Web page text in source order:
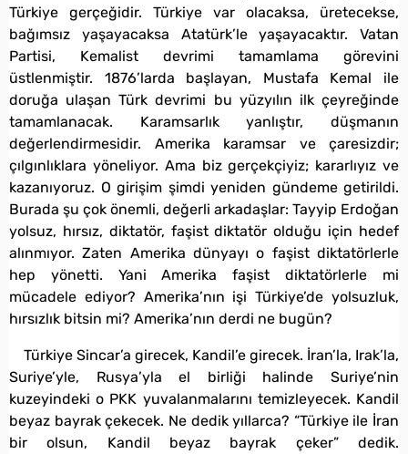
Türkiye gerçeğidir. Türkiye var olacaksa, üretecekse,
bağımsız yaşayacaksa Atatürk’le yaşayacaktır. Vatan
Partisi, Kemalist devrimi tamamlama görevini
üstlenmiştir. 1876’larda başlayan, Mustafa Kemal ile
doruğa ulaşan Türk devrimi bu yüzyılın ilk çeyreğinde
tamamlanacak. Karamsarlık yanlıştır, düşmanın
değerlendirmesidir. Amerika karamsar ve çaresizdir;
çılgınlıklara yöneliyor. Ama biz gerçekçiyiz; kararlıyız ve
kazanıyoruz. O girişim şimdi yeniden gündeme getirildi.
Burada şu çok önemli, değerli arkadaşlar: Tayyip Erdoğan
yolsuz, hırsız, diktatör, faşist diktatör olduğu için hedef
alınmıyor. Zaten Amerika dünyayı o faşist diktatörlerle
hep yönetti. Yani Amerika faşist diktatörlerle mi
mücadele ediyor? Amerika’nın işi Türkiye’de yolsuzluk,
hırsızlık bitsin mi? Amerika’nın derdi ne bugün?
Türkiye Sincar’a girecek, Kandil’e girecek. İran’la, Irak’la,
Suriye’yle, Rusya’yla el birliği halinde Suriye’nin
kuzeyindeki o PKK yuvalanmalarını temizleyecek. Kandil
beyaz bayrak çekecek. Ne dedik yıllarca? “Türkiye ile İran
bir olsun, Kandil beyaz bayrak çeker” dedik.